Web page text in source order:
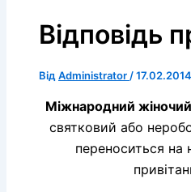
Відповідь
Від Administrator /17.02.2014
Міжнародний
святковий або
переноситься на